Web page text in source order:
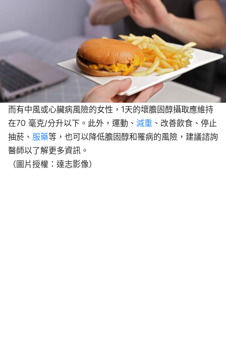
而有中風或心臟病風險的女性，1天的壞膽固醇攝取應維持
在70 毫克/分升以下。此外，運動、 減重 、改善飲食、停止
抽菸、 服藥等，也可以降低膽固醇和罹病的風險，建議諮詢
醫師以了解更多資訊。
（圖片授權：達志影像）